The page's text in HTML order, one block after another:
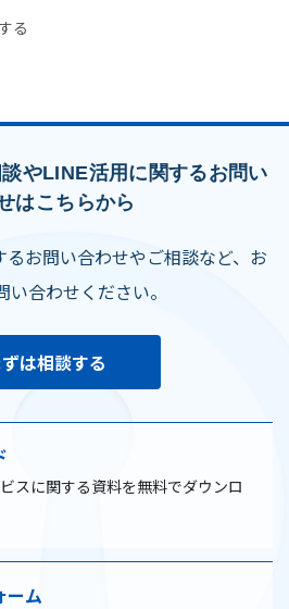
る
やLINE活用に関するお問い
はこちらから
るお問い合わせやご相談など、お
い合わせください。
ずは相談する
スに関する資料を無料でダウンロ
ーム